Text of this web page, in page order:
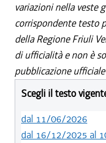
variazioni nella veste
corrispondente testo
della Regione Friuli
di ufficialità e non è
pubblicazione
Scegli il testo
dal 11/06/2026
dal 16/12/2025 al